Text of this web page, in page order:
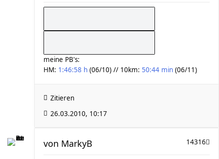
meine PB's:
HM: 1:46:58 h (06/10) // 10km: 50:44 min (06/11)
Zitieren
26.03.2010, 10:17
14316
von MarkyB